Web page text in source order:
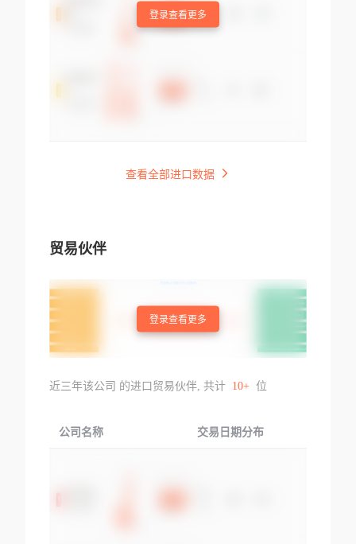
登录查看更多
查看全部进口数据
贸易伙伴
登录查看更多
近三年该公司 的进口贸易伙伴, 共计 10+ 位
公司名称 交易日期分布